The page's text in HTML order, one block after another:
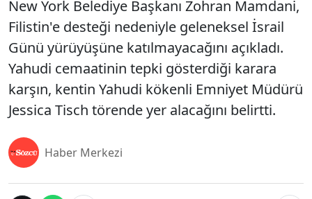
New York Belediye Başkanı Zohran Mamdani,
Filistin'e desteği nedeniyle geleneksel İsrail
Günü yürüyüşüne katılmayacağını açıkladı.
Yahudi cemaatinin tepki gösterdiği karara
karşın, kentin Yahudi kökenli Emniyet Müdürü
Jessica Tisch törende yer alacağını belirtti.
Haber Merkezi